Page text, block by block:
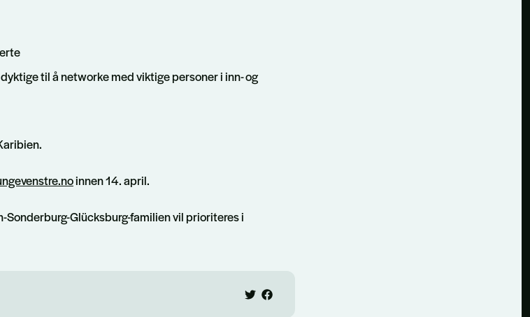
til å networke med viktige personer i inn- og
innen 14. april.
Sonderburg-Glücksburg-familien vil prioriteres i